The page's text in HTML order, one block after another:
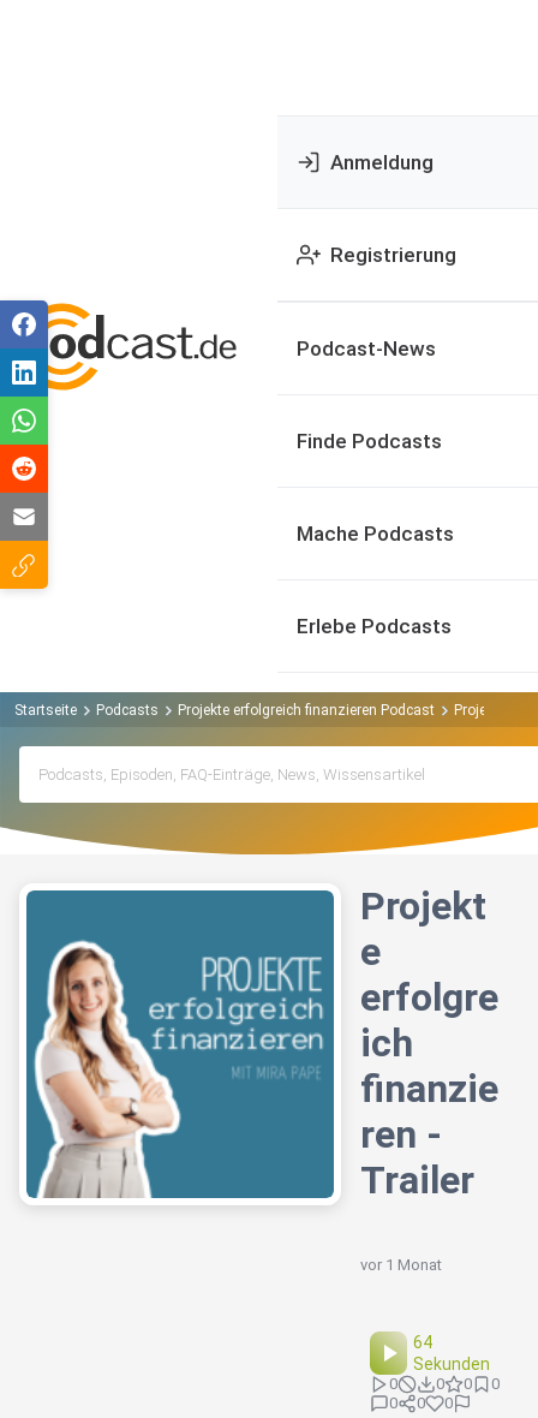
Anmeldung
Registrierung
Podcast-News
Finde Podcasts
Mache Podcasts
Erlebe Podcasts
Startseite Podcasts Projekte erfolgreich finanzieren Podcast Projekte
Projekt
e
erfolgre
ich
finanzie
ren -
Trailer
vor 1 Monat
64
Sekunden
0 0 0
0
0
0 0